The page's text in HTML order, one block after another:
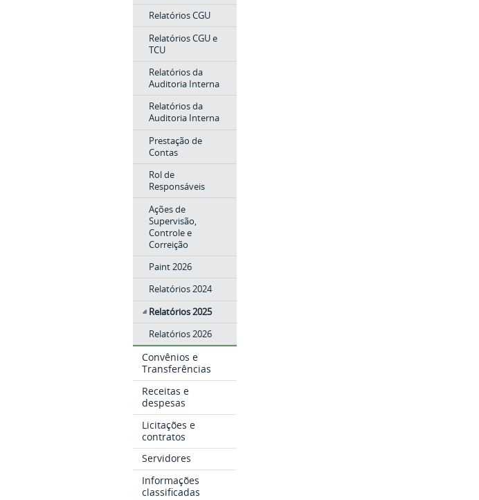
Relatórios CGU
Relatórios CGU e
TCU
Relatórios da
Auditoria Interna
Relatórios da
Auditoria Interna
Prestação de
Contas
Rol de
Responsáveis
Ações de
Supervisão,
Controle e
Correição
Paint 2026
Relatórios 2024
Relatórios 2025
Relatórios 2026
Convênios e
Transferências
Receitas e
despesas
Licitações e
contratos
Servidores
Informações
classificadas